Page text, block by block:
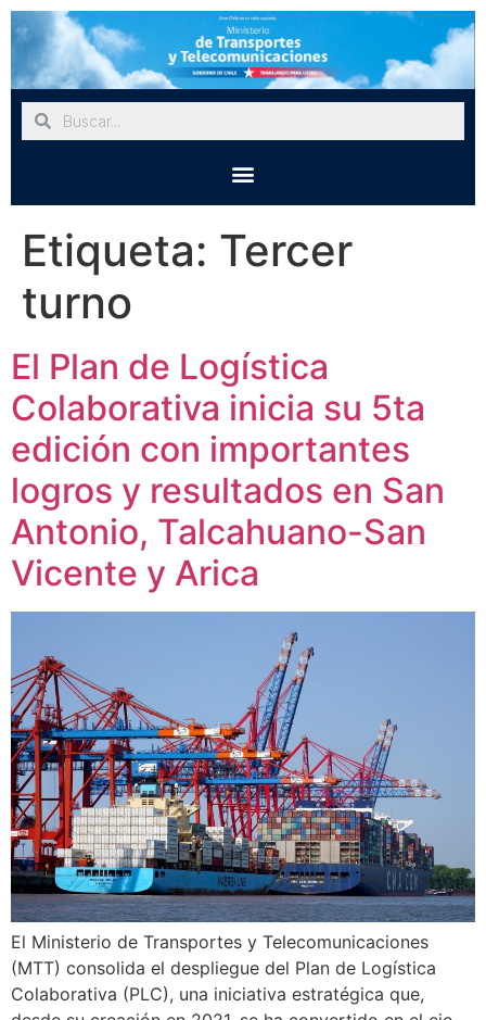
Etiqueta: Tercer
turno
El Plan de Logística
Colaborativa inicia su 5ta
edición con importantes
logros y resultados en San
Antonio, Talcahuano-San
Vicente y Arica
El Ministerio de Transportes y Telecomunicaciones
(MTT) consolida el despliegue del Plan de Logística
Colaborativa (PLC), una iniciativa estratégica que,